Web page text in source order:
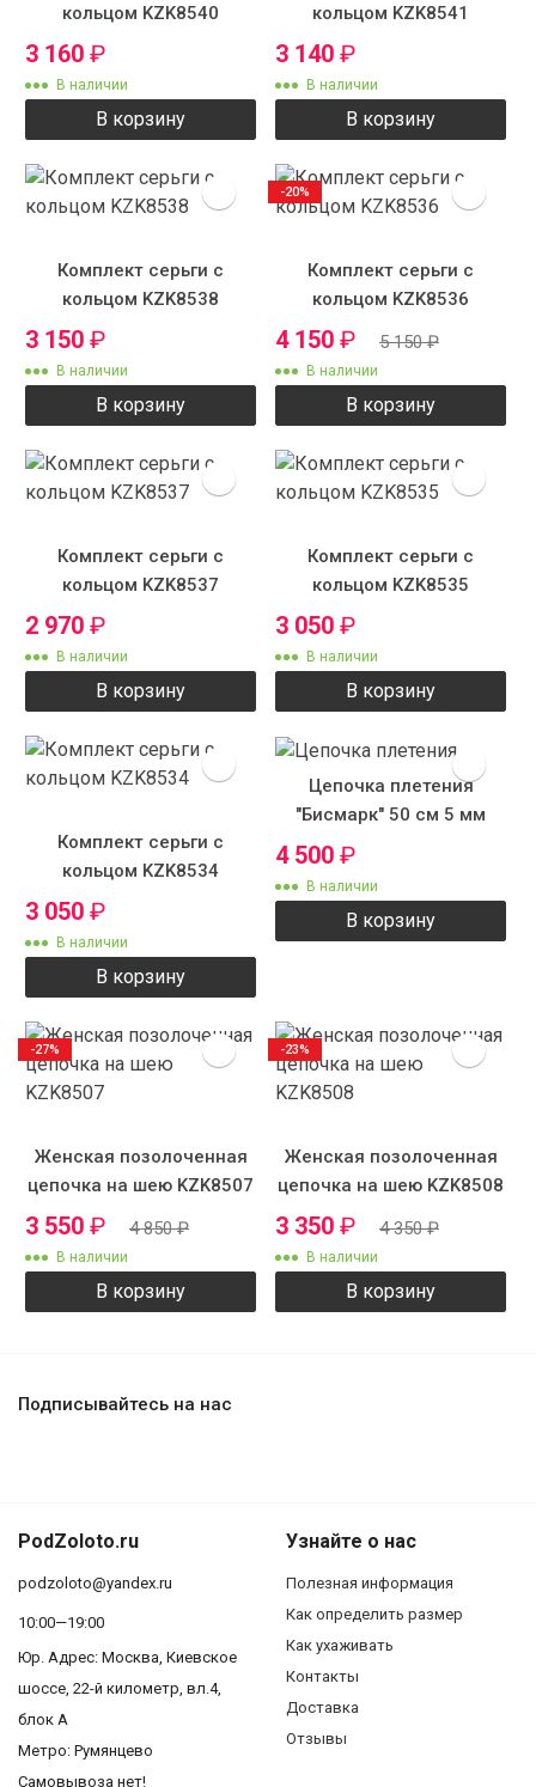
кольцом KZK8540
3 160 ₽
В наличии
В корзину
кольцом KZK8541
3 140 ₽
В наличии
В корзину
Комплект серьги с
кольцом KZK8538
3 150 ₽
В наличии
В корзину
Комплект серьги с
кольцом KZK8536
4 150 ₽ 5 150₽
В наличии
В корзину
-20%
Комплект серьги с
кольцом KZK8537
2 970 ₽
В наличии
В корзину
Комплект серьги с
кольцом KZK8535
3 050 ₽
В наличии
В корзину
Комплект серьги с
кольцом KZK8534
3 050 ₽
В наличии
В корзину
Цепочка плетения
"Бисмарк" 50 см 5 мм
4 500 ₽
В наличии
В корзину
Женская позолоченная
цепочка на шею KZK8507
3 550 ₽ 4 850₽
В наличии
В корзину
-27%
Женская позолоченная
цепочка на шею KZK8508
3 350 ₽ 4 350₽
В наличии
В корзину
-23%
Подписывайтесь на нас
PodZoloto.ru
podzoloto@yandex.ru
10:00—19:00
Юр. Адреc: Москва, Киевское
шоссе, 22-й километр, вл.4,
блок А
Метро: Румянцево
Самовывоза нет!
Узнайте о нас
Полезная информация
Как определить размер
Как ухаживать
Контакты
Доставка
Отзывы